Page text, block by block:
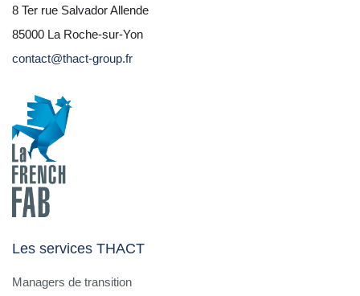
8 Ter rue Salvador Allende
85000 La Roche-sur-Yon
contact@thact-group.fr
Les services THACT
Managers de transition